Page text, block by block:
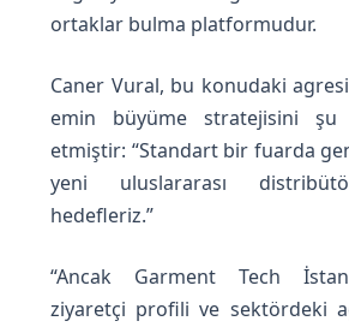
ortaklar bulma platformudur.
Caner Vural, bu konudaki
emin büyüme stratejisini şu
etmiştir: “Standart bir fuarda
yeni uluslararası
hedefleriz.”
“Ancak Garment Tech
ziyaretçi profili ve sektördeki